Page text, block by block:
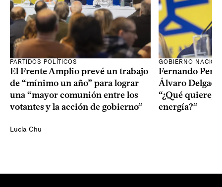
PARTIDOS POLÍTICOS
El Frente Amplio prevé un trabajo
de “mínimo un año” para lograr
una “mayor comunión entre los
votantes y la acción de gobierno”
Lucía Chu
GOBIERNO
Fernando
Álvaro
“¿Qué quiere,
energía?”